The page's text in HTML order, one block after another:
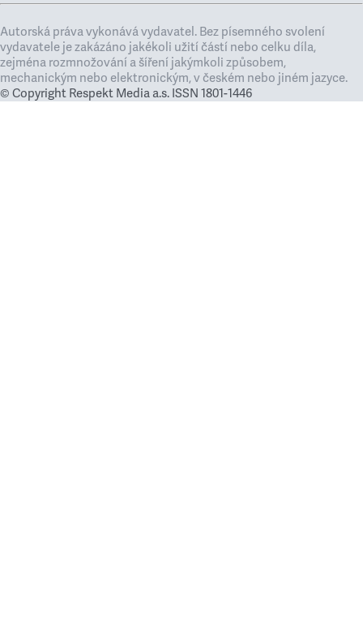
Autorská práva vykonává vydavatel. Bez písemného svolení
vydavatele je zakázáno jakékoli užití částí nebo celku díla,
zejména rozmnožování a šíření jakýmkoli způsobem,
mechanickým nebo elektronickým, v českém nebo jiném jazyce.
© Copyright Respekt Media a.s. ISSN 1801-1446